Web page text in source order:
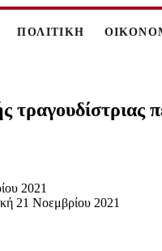
ΠΟΛΙΤΙΚΗ
2021
21 Νοεμβρίου 2021